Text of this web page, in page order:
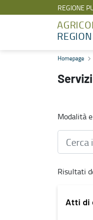
REGIONE
Servizi e modulistica -
Homepage
Modalità
Risultati
Atti di